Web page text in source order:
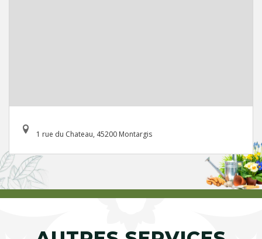
1 rue du Chateau, 45200 Montargis